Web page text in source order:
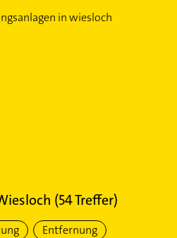
(54Treffer)
Entfernung